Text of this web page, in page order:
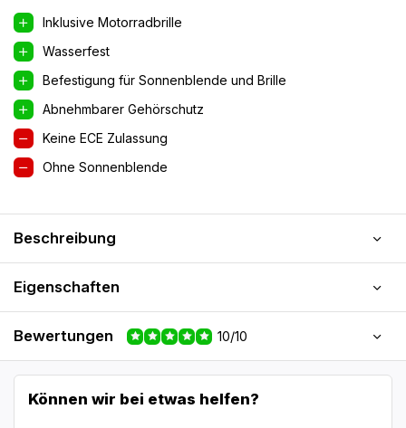
Inklusive Motorradbrille
Wasserfest
Befestigung für Sonnenblende und Brille
Abnehmbarer Gehörschutz
Keine ECE Zulassung
Ohne Sonnenblende
Beschreibung
Eigenschaften
Bewertungen 10/10
Können wir bei etwas helfen?